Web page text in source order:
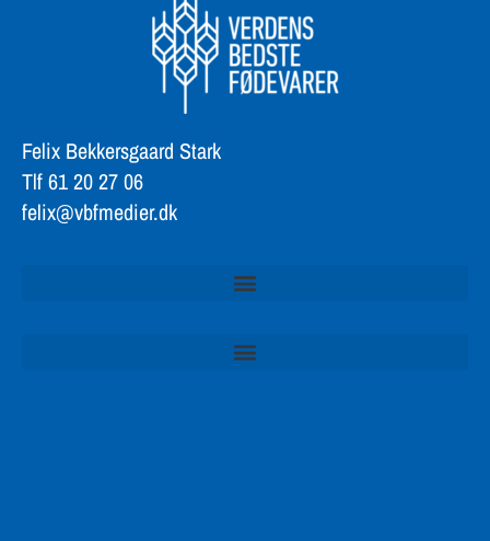
Felix Bekkersgaard Stark
Tlf 61 20 27 06
felix@vbfmedier.dk